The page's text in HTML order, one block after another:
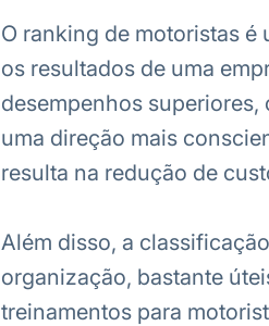
O ranking de motoristas é
os resultados de uma
desempenhos
uma direção mais
resulta na redução de
Além disso, a
organização, bastante
treinamentos para